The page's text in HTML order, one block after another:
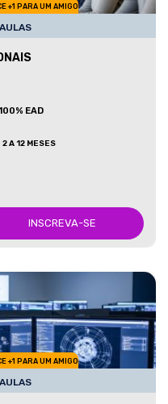
+1 PARA UM AMIGO
EAD
2 A 12 MESES
INSCREVA-SE
+1 PARA UM AMIGO